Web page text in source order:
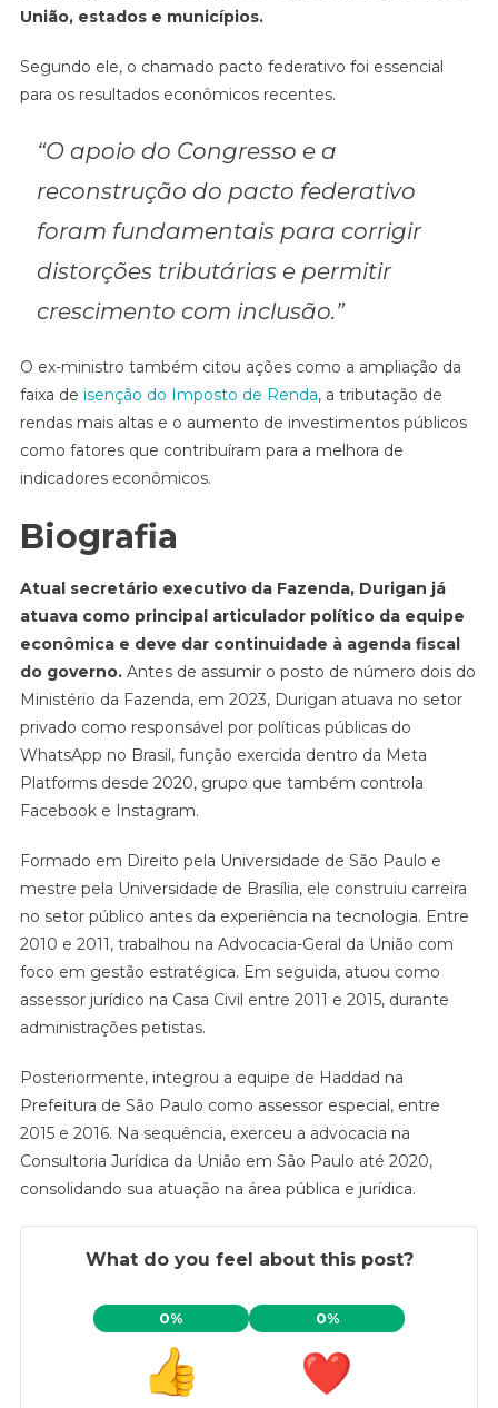
União, estados e municípios.
Segundo ele, o chamado pacto federativo foi essencial
para os resultados econômicos recentes.
“O apoio do Congresso e a
reconstrução do pacto federativo
foram fundamentais para corrigir
distorções tributárias e permitir
crescimento com inclusão.”
O ex-ministro também citou ações como a ampliação da
faixa de isenção do Imposto de Renda, a tributação de
rendas mais altas e o aumento de investimentos públicos
como fatores que contribuíram para a melhora de
indicadores econômicos.
Biografia
Atual secretário executivo da Fazenda, Durigan já
atuava como principal articulador político da equipe
econômica e deve dar continuidade à agenda fiscal
do governo. Antes de assumir o posto de número dois do
Ministério da Fazenda, em 2023, Durigan atuava no setor
privado como responsável por políticas públicas do
WhatsApp no Brasil, função exercida dentro da Meta
Platforms desde 2020, grupo que também controla
Facebook e Instagram.
Formado em Direito pela Universidade de São Paulo e
mestre pela Universidade de Brasília, ele construiu carreira
no setor público antes da experiência na tecnologia. Entre
2010 e 2011, trabalhou na Advocacia-Geral da União com
foco em gestão estratégica. Em seguida, atuou como
assessor jurídico na Casa Civil entre 2011 e 2015, durante
administrações petistas.
Posteriormente, integrou a equipe de Haddad na
Prefeitura de São Paulo como assessor especial, entre
2015 e 2016. Na sequência, exerceu a advocacia na
Consultoria Jurídica da União em São Paulo até 2020,
consolidando sua atuação na área pública e jurídica.
What do you feel about this post?
0% 0%